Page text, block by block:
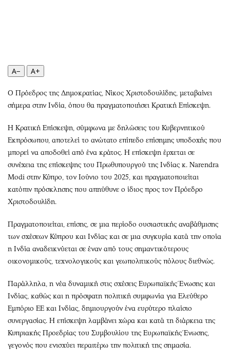
Σινεμά
Θέατρο-Χορός
Μουσική
Βιβλίο
Χειρόγραφα
Podcasts
Uncut
Προσωπικότητες στην ''Κ''
Επιστολές
A− A+
Ο Πρόεδρος της Δημοκρατίας, Νίκος Χριστοδουλίδης, μεταβαίνει
σήμερα στην Ινδία, όπου θα πραγματοποιήσει Κρατική Επίσκεψη.
Η Κρατική Επίσκεψη, σύμφωνα με δηλώσεις του Κυβερνητικού
Εκπρόσωπου, αποτελεί το ανώτατο επίπεδο επίσημης υποδοχής που
μπορεί να αποδοθεί από ένα κράτος. Η επίσκεψη έρχεται σε
συνέχεια της επίσκεψης του Πρωθυπουργού της Ινδίας κ. Narendra
Modi στην Κύπρο, τον Ιούνιο του 2025, και πραγματοποιείται
κατόπιν πρόσκλησης που απηύθυνε ο ίδιος προς τον Πρόεδρο
Χριστοδουλίδη.
Πραγματοποιείται, επίσης, σε μια περίοδο ουσιαστικής αναβάθμισης
των σχέσεων Κύπρου και Ινδίας και σε μια συγκυρία κατά την οποία
η Ινδία αναδεικνύεται σε έναν από τους σημαντικότερους
οικονομικούς, τεχνολογικούς και γεωπολιτικούς πόλους διεθνώς.
Παράλληλα, η νέα δυναμική στις σχέσεις Ευρωπαϊκής Ένωσης και
Ινδίας, καθώς και η πρόσφατη πολιτική συμφωνία για Ελεύθερο
Εμπόριο ΕΕ και Ινδίας, δημιουργούν ένα ευρύτερο πλαίσιο
συνεργασίας. Η επίσκεψη λαμβάνει χώρα και κατά τη διάρκεια της
Κυπριακής Προεδρίας του Συμβουλίου της Ευρωπαϊκής Ένωσης,
γεγονός που ενισχύει περαιτέρω την πολιτική της σημασία.